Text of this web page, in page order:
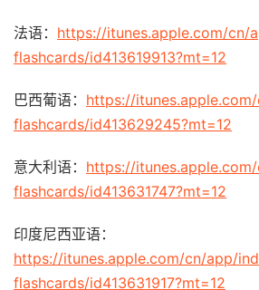
法语： https://itunes.apple.com/cn/
flashcards/id413619913?mt=12
巴西葡语： https://
flashcards/id413629245?mt=12
意大利语： https://
flashcards/id413631747?mt=12
印度尼西亚语：
https://itunes.apple.com/cn/app/
flashcards/id413631917?mt=12